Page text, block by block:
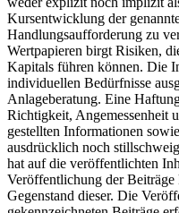
Kursentwicklung der
Handlungsaufforderung zu
Wertpapieren birgt Risiken,
Kapitals führen können. Die
individuellen Bedürfnisse
Anlageberatung. Eine
Richtigkeit, Angemessenheit
gestellten Informationen
ausdrücklich noch
hat auf die veröffentlichten
Veröffentlichung der
Gegenstand dieser. Die